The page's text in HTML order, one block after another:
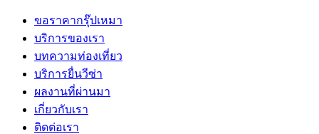
ขอราคากรุ๊ปเหมา
บริการของเรา
บทความท่องเที่ยว
บริการยื่นวีซ่า
ผลงานที่ผ่านมา
เกี่ยวกับเรา
ติดต่อเรา